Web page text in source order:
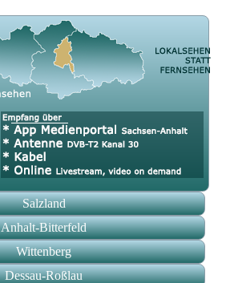
Salzland
Anhalt-Bitterfeld
Wittenberg
Dessau-Roßlau